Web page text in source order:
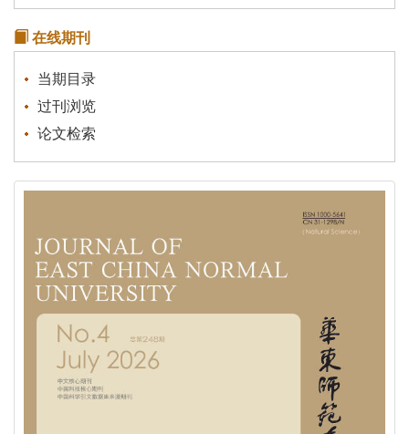
《统计理论及其应用》征稿通知
关于有不法分子冒充本刊行骗的声明
在线期刊
当期目录
过刊浏览
论文检索